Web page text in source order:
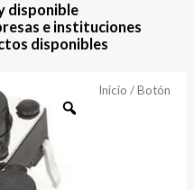
disponible
e instituciones
disponibles
Inicio /Botón